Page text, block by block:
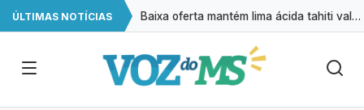
ÚLTIMAS NOTÍCIAS Baixa oferta mantém lima ácida tahiti valorizada, aponta CEPEA